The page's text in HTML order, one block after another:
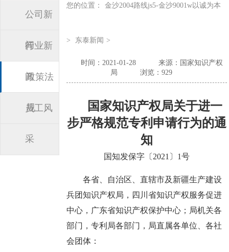
公司新
闻
行业新
闻
政策法
规
员工风
采
您的位置： 金沙2004路线js5-金沙9001w以诚为本
> 东泰新闻 >
时间：2021-01-28
来源：国家知识产权
局
浏览：929
国家知识产权局关于进一
步严格规范专利申请行为的通
知
国知发保字〔2021〕1号
各省、自治区、直辖市及新疆生产建设
兵团知识产权局，四川省知识产权服务促进
中心，广东省知识产权保护中心；局机关各
部门，专利局各部门，局直属各单位、各社
会团体：